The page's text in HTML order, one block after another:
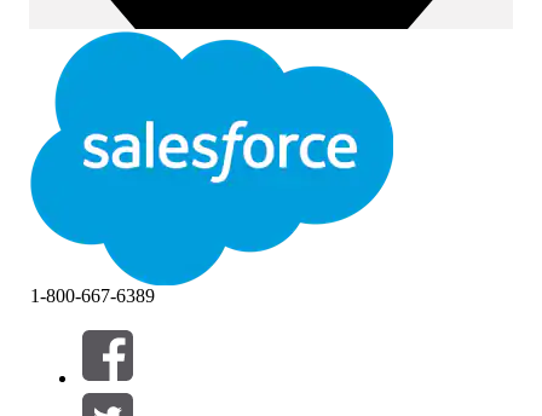
Filtri (0)
SELEZIONA FILTRI
1-800-667-6389